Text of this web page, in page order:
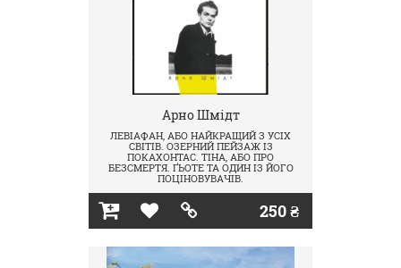
Арно Шмідт
ЛЕВІАФАН, АБО НАЙКРАЩИЙ З УСІХ
СВІТІВ. ОЗЕРНИЙ ПЕЙЗАЖ ІЗ
ПОКАХОНТАС. ТІНА, АБО ПРО
БЕЗСМЕРТЯ. ҐЬОТЕ ТА ОДИН ІЗ ЙОГО
ПОЦІНОВУВАЧІВ.
250 ₴